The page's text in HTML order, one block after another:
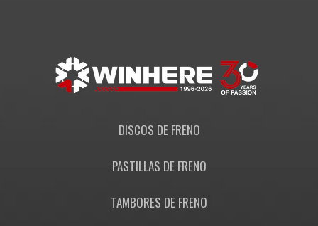
DISCOS DE FRENO
PASTILLAS DE FRENO
TAMBORES DE FRENO